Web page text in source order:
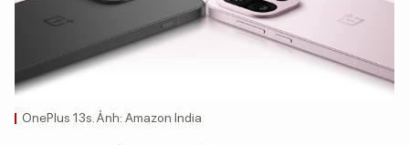
OnePlus 13s. Ảnh: Amazon India